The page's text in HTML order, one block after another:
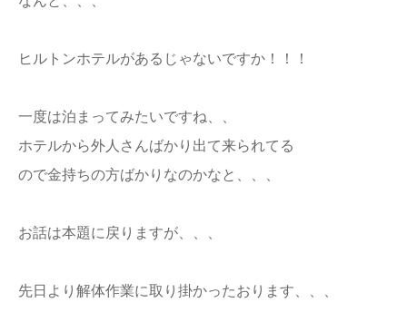
ヒルトンホテルがあるじゃないですか！！！
一度は泊まってみたいですね、、
ホテルから外人さんばかり出て来られてる
ので金持ちの方ばかりなのかなと、、、
お話は本題に戻りますが、、、
先日より解体作業に取り掛かったおります、、、